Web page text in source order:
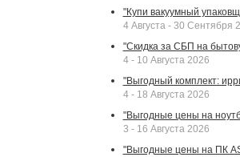
"Купи вакуумный
4 Августа - 30 Сентября
"Скидка за СБП на
4 - 10 Августа 2026
"Выгодный комплект:
4 - 18 Августа 2026
"Выгодные цены на
3 - 16 Августа 2026
"Выгодные цены на ПК